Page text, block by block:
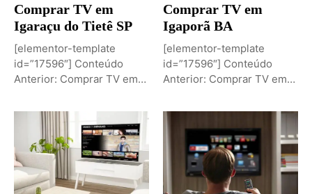
Comprar TV em
Igaraçu do Tietê SP
[elementor-template
id=”17596″] Conteúdo
Anterior: Comprar TV em
Conteúdo: Sobremesa de...
Comprar TV em
Igaporã BA
[elementor-template
id=”17596″] Conteúdo
Anterior: Comprar TV em
Comprar TV...